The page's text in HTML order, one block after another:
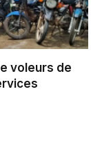
voleurs de